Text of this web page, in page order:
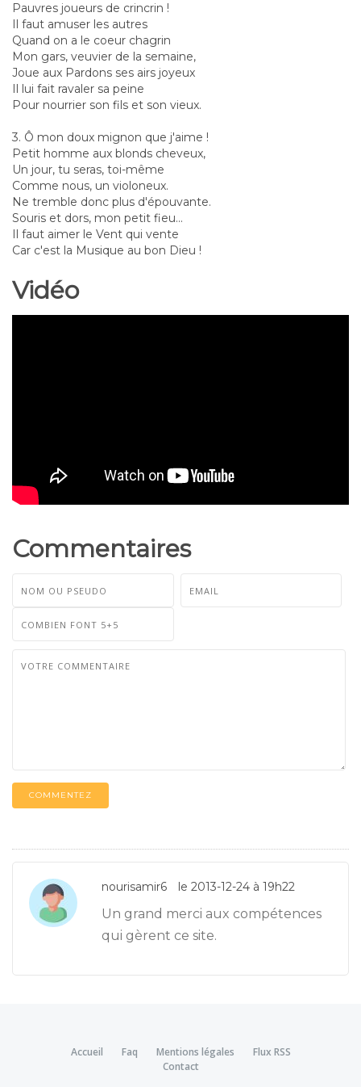
Pauvres joueurs de crincrin !
Il faut amuser les autres
Quand on a le coeur chagrin
Mon gars, veuvier de la semaine,
Joue aux Pardons ses airs joyeux
Il lui fait ravaler sa peine
Pour nourrier son fils et son vieux.
3. Ô mon doux mignon que j'aime !
Petit homme aux blonds cheveux,
Un jour, tu seras, toi-même
Comme nous, un violoneux.
Ne tremble donc plus d'épouvante.
Souris et dors, mon petit fieu...
Il faut aimer le Vent qui vente
Car c'est la Musique au bon Dieu !
Vidéo
Commentaires
COMMENTEZ
nourisamir6 le 2013-12-24 à 19h22
Un grand merci aux compétences
qui gèrent ce site.
Accueil Faq Mentions légales
Flux RSS
Contact